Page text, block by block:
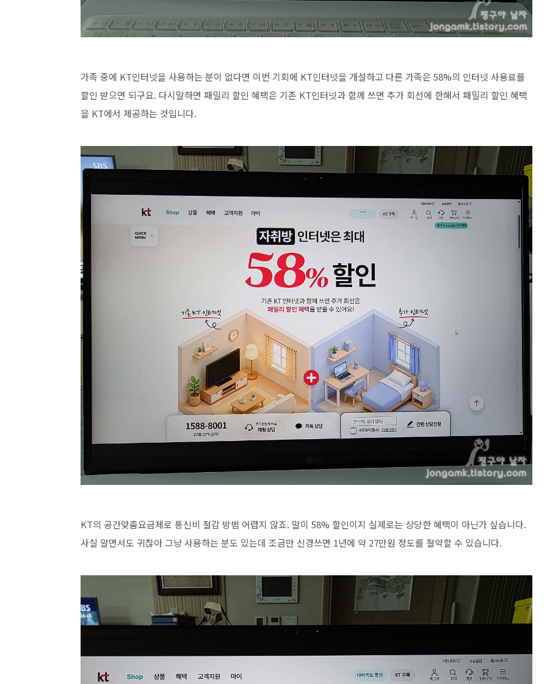
가족 중에 KT인터넷을 사용하는 분이 없다면 이번 기회에 KT인터넷을 개설하고 다른 가족은 58%의 인터넷 사용료를
할인 받으면 되구요. 다시말하면 패밀리 할인 혜택은 기존 KT인터넷과 함께 쓰면 추가 회선에 한해서 패밀리 할인 혜택
을 KT에서 제공하는 것입니다.
KT의 공간맞춤요금제로 통신비 절감 방법 어렵지 않죠. 말이 58% 할인이지 실제로는 상당한 혜택이 아닌가 싶습니다.
사실 알면서도 귀찮아 그냥 사용하는 분도 있는데 조금만 신경쓰면 1년에 약 27만원 정도를 절약할 수 있습니다.